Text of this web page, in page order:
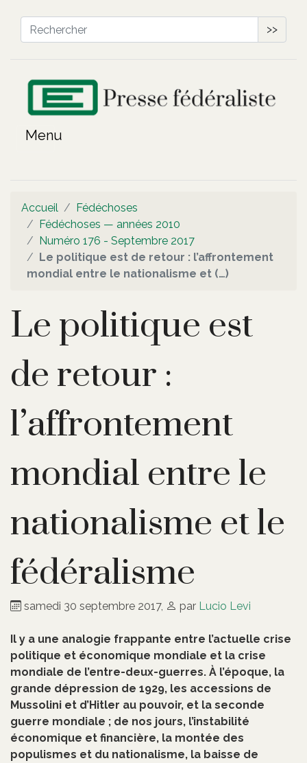
>>
Accueil
Fédéchoses
Fédéchoses — années 2010
Numéro 176 - Septembre 2017
Le politique est de retour : l’affrontement
mondial entre le nationalisme et (…)
Le politique est
de retour :
l’affrontement
mondial entre le
nationalisme et le
fédéralisme
samedi 30 septembre 2017, par Lucio Levi
Il y a une analogie frappante entre l’actuelle crise
politique et économique mondiale et la crise
mondiale de l’entre-deux-guerres. À l’époque, la
grande dépression de 1929, les accessions de
Mussolini et d’Hitler au pouvoir, et la seconde
guerre mondiale ; de nos jours, l’instabilité
économique et financière, la montée des
populismes et du nationalisme, la baisse de